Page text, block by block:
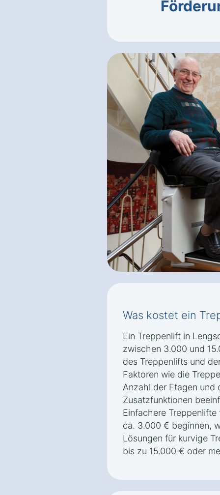
Was kostet ein
Ein Treppenlift in
zwischen 3.000 und
des Treppenlifts und
Faktoren wie die
Anzahl der Etagen und
Zusatzfunktionen
Einfachere
ca. 3.000 € beginnen,
Lösungen für kurvige
bis zu 15.000 € oder